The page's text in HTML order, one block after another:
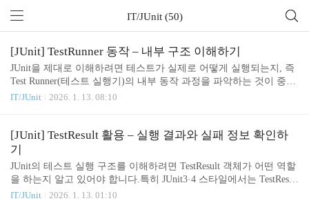
IT/JUnit (50)
[JUnit] TestRunner 동작 – 내부 구조 이해하기
JUnit을 제대로 이해하려면 테스트가 실제로 어떻게 실행되는지, 즉
Test Runner(테스트 실행기)의 내부 동작 과정을 파악하는 것이 중요
합니다.겉으로는 “Run Test” 버튼을 누르는 것처럼 보이지만, 내부에
동작 구조를 초보자도 이해할 수 있도록 정리합니다. 1. TestRunner
란 무엇인가?TestRunner(테스트 실행기)는 다음 역할을 수행하는 테
스트 실행 엔진입니다.테스트 클래스 및 테스트 메소드 수집@Befor
e / @After 실행테스트 메소드 실행예외 및 실패 처리실행 결과(Test
Result, Result, Listene..
IT/JUnit 2026. 1. 13. 08:10
[JUnit] TestResult 활용 – 실행 결과와 실패 정보 확인하
기
JUnit의 테스트 실행 구조를 이해하려면 TestResult 객체가 어떤 역할
을 하는지 알고 있어야 합니다.특히 JUnit3·4 스타일에서는 TestResul
t가 테스트 실행 과정에서몇 개의 테스트가 실행되었는지실패는 무
IT/JUnit 2026. 1. 13. 01:10